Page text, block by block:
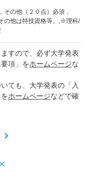
の他（２０点）必須，
の他は特技資格等。,※理科/
すので、必ず大学発表
項」をホームページな
ても、大学発表の「入
ホームページなどで確